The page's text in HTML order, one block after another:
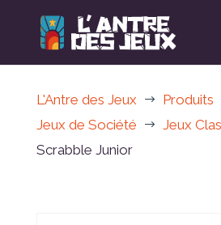
L'Antre des Jeux $ Produits
Jeux de Société $ Jeux
Scrabble Junior